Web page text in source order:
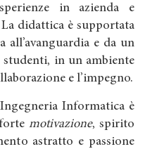
in azienda e
didattica è supportata
all’avanguardia e da un
in un ambiente
e l’impegno.
Informatica è
motivazione, spirito
astratto e passione